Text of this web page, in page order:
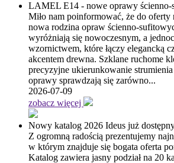
LAMEL E14 - nowe oprawy ścienno-
Miło nam poinformować, że do oferty
nowa rodzina opraw ścienno-
wyróżniają się nowoczesnym, a
wzornictwem, które łączy elegancką
akcentem drewna. Szklane ruchome
precyzyjne ukierunkowanie strumienia
oprawy sprawdzają się zarówno...
2026-07-09
zobacz więcej
Nowy katalog 2026 Ideus już
Z ogromną radością prezentujemy
w którym znajduje się bogata oferta
Katalog zawiera jasny podział na 20